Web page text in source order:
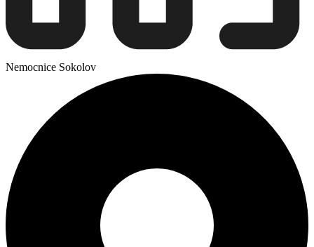
Nemocnice Sokolov